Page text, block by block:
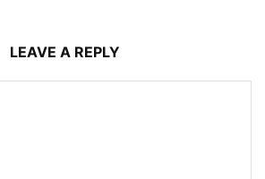
LEAVE A REPLY